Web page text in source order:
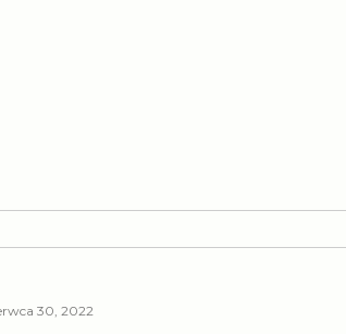
30, 2022